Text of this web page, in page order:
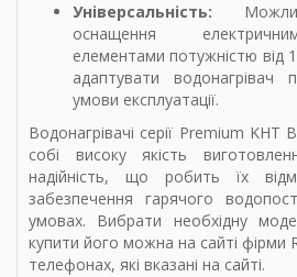
Універсальність:
оснащення
елементами потужністю від
адаптувати водонагрівач
умови експлуатації.
Водонагрівачі серії Premium
собі високу якість
надійність, що робить їх
забезпечення гарячого
умовах. Вибрати необхідну
купити його можна на сайті фірми
телефонах, які вказані на сайті.